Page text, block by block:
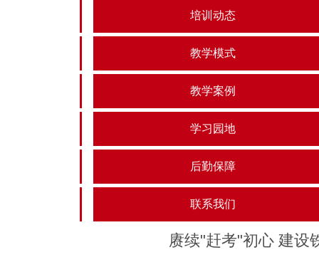
培训动态
教学模式
教学案例
学习园地
后勤保障
联系我们
赓续"赶考"初心 建设